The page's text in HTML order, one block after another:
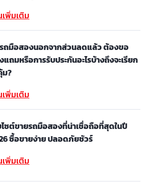
เพิ่มเติม
ถมือสองนอกจากส่วนลดแล้ว ต้องขอ
แถมหรือการรับประกันอะไรบ้างถึงจะเรียก
ม?
เพิ่มเติม
ไซต์ขายรถมือสองที่น่าเชื่อถือที่สุดในปี
ซื้อขายง่าย ปลอดภัยชัวร์
เพิ่มเติม